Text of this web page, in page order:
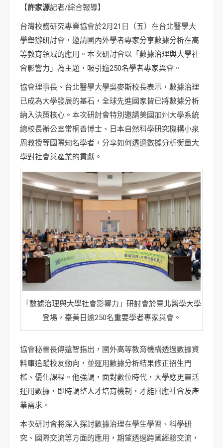
【許家源記者/綜合報導】
台灣校務研究專業協會於2月21日（五）在台北醫學大
學舉辦研討會，邀請國內外學者專家分享數據分析在高
等教育領域的應用。本次研討會以「數據治理與大學社
會影響力」為主題，吸引逾250名學者專家與會。
協會理事長、台北醫學大學吳麥斯校長表示，數據治理
已成為大學發展的基石，全球先進國家皆已將數據分析
納入決策核心。本次研討會特別邀請美國加州大學系統
總校長辦公室常桐善博士、日本自然科學研究機構小泉
周教授等國際知名學者，分享如何透過數據分析衡量大
學對社會與產業的貢獻。
「數據治理與大學社會影響力」研討會於臺北醫學大學
登場，臺美日逾250名重要學者專家與會。
協會秘書長傅遠智指出，國外高等教育機構透過數據資
料庫追蹤校友動向，並運用數據分析結果修正招生門
檻、優化課程。他強調，面對數位時代，大學應更靈活
運用數據，即時調整人才培育機制，才能回應社會及產
業需求。
本次研討會將深入探討數據治理在學生學習、科學研
究、國際交流等方面的應用，期望透過跨國經驗交流，